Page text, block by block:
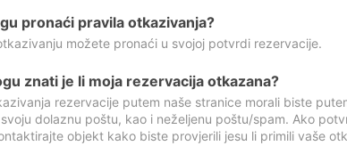
pronaći pravila otkazivanja?
možete pronaći u svojoj potvrdi rezervacije.
znati je li moja rezervacija otkazana?
rezervacije putem naše stranice morali biste
dolaznu poštu, kao i neželjenu poštu/spam. Ako
objekt kako biste provjerili jesu li primili vaše